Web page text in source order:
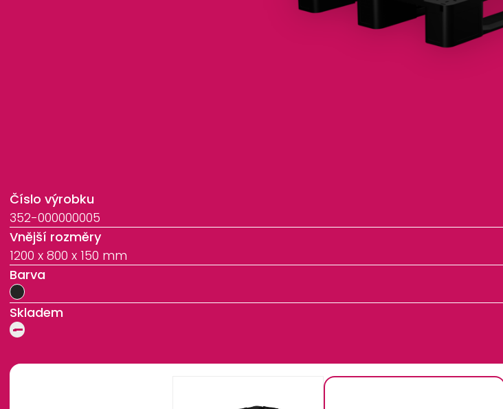
Číslo výrobku
352-000000005
Vnější rozměry
1200 x 800 x 150 mm
Barva
Skladem